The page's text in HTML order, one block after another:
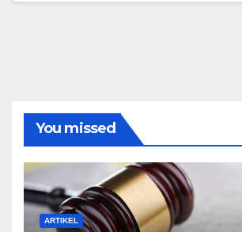
You missed
ARTIKEL